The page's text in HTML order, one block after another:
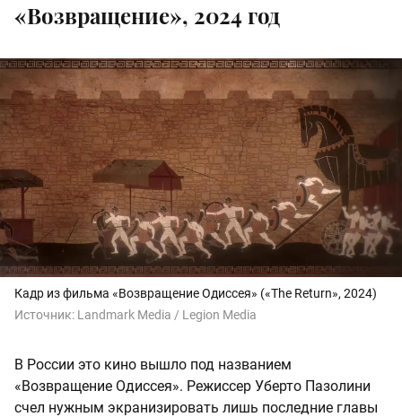
«Возвращение», 2024 год
Кадр из фильма «Возвращение Одиссея» («The Return», 2024)
Источник: Landmark Media / Legion Media
В России это кино вышло под названием
«Возвращение Одиссея». Режиссер Уберто Пазолини
счел нужным экранизировать лишь последние главы